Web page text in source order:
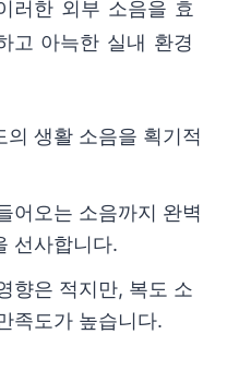
러한 외부 소음을 효
고 아늑한 실내 환경
생활 소음을 획기적
어오는 소음까지 완벽
선사합니다.
향은 적지만, 복도 소
족도가 높습니다.